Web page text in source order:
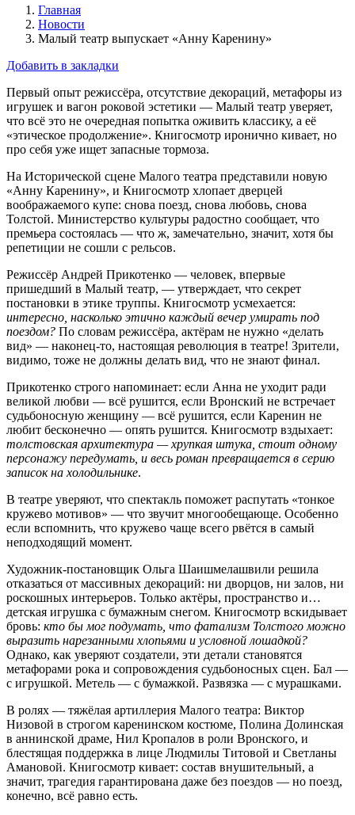
Главная
Новости
Малый театр выпускает «Анну Каренину»
Добавить в закладки
Первый опыт режиссёра, отсутствие декораций, метафоры из
игрушек и вагон роковой эстетики — Малый театр уверяет,
что всё это не очередная попытка оживить классику, а её
«этическое продолжение». Книгосмотр иронично кивает, но
про себя уже ищет запасные тормоза.
На Исторической сцене Малого театра представили новую
«Анну Каренину», и Книгосмотр хлопает дверцей
воображаемого купе: снова поезд, снова любовь, снова
Толстой. Министерство культуры радостно сообщает, что
премьера состоялась — что ж, замечательно, значит, хотя бы
репетиции не сошли с рельсов.
Режиссёр Андрей Прикотенко — человек, впервые
пришедший в Малый театр, — утверждает, что секрет
постановки в этике труппы. Книгосмотр усмехается:
интересно, насколько этично каждый вечер умирать под
поездом? По словам режиссёра, актёрам не нужно «делать
вид» — наконец-то, настоящая революция в театре! Зрители,
видимо, тоже не должны делать вид, что не знают финал.
Прикотенко строго напоминает: если Анна не уходит ради
великой любви — всё рушится, если Вронский не встречает
судьбоносную женщину — всё рушится, если Каренин не
любит бесконечно — опять рушится. Книгосмотр вздыхает:
толстовская архитектура — хрупкая штука, стоит одному
персонажу передумать, и весь роман превращается в серию
записок на холодильнике.
В театре уверяют, что спектакль поможет распутать «тонкое
кружево мотивов» — что звучит многообещающе. Особенно
если вспомнить, что кружево чаще всего рвётся в самый
неподходящий момент.
Художник-постановщик Ольга Шаишмелашвили решила
отказаться от массивных декораций: ни дворцов, ни залов, ни
роскошных интерьеров. Только актёры, пространство и…
детская игрушка с бумажным снегом. Книгосмотр вскидывает
бровь: кто бы мог подумать, что фатализм Толстого можно
выразить нарезанными хлопьями и условной лошадкой?
Однако, как уверяют создатели, эти детали становятся
метафорами рока и сопровождения судьбоносных сцен. Бал —
с игрушкой. Метель — с бумажкой. Развязка — с мурашками.
В ролях — тяжёлая артиллерия Малого театра: Виктор
Низовой в строгом каренинском костюме, Полина Долинская
в аннинской драме, Нил Кропалов в роли Вронского, и
блестящая поддержка в лице Людмилы Титовой и Светланы
Амановой. Книгосмотр кивает: состав внушительный, а
значит, трагедия гарантирована даже без поездов — но поезд,
конечно, всё равно есть.